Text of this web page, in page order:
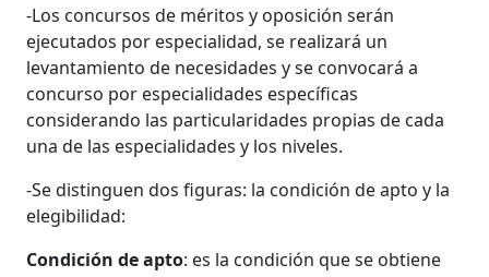
-Los concursos de méritos y oposición serán
ejecutados por especialidad, se realizará un
levantamiento de necesidades y se convocará a
concurso por especialidades específicas
considerando las particularidades propias de cada
una de las especialidades y los niveles.
-Se distinguen dos figuras: la condición de apto y la
elegibilidad:
Condición de apto: es la condición que se obtiene